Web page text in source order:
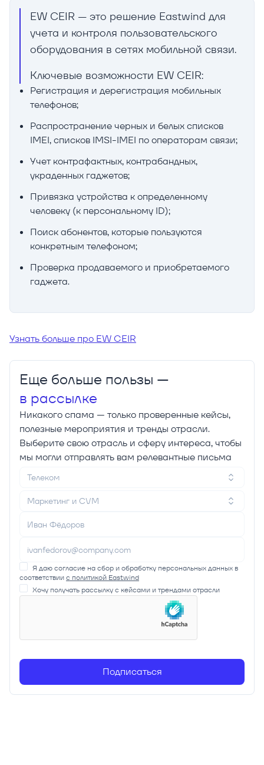
EW CEIR — это решение Eastwind для
учета и контроля пользовательского
оборудования в сетях мобильной связи.
Ключевые возможности EW CEIR:
Регистрация и дерегистрация мобильных
телефонов;
Распространение черных и белых списков
IMEI, списков IMSI-IMEI по операторам связи;
Учет контрафактных, контрабандных,
украденных гаджетов;
Привязка устройства к определенному
человеку (к персональному ID);
Поиск абонентов, которые пользуются
конкретным телефоном;
Проверка продаваемого и приобретаемого
гаджета.
Узнать больше про EW CEIR
Еще больше пользы —
в рассылке
Никакого спама — только проверенные кейсы,
полезные мероприятия и тренды отрасли.
Выберите свою отрасль и сферу интереса, чтобы
мы могли отправлять вам релевантные письма
Телеком
Маркетинг и CVM
Я даю согласие на сбор и обработку персональных данных в
соответствии с политикой Eastwind
Хочу получать рассылку с кейсами и трендами отрасли